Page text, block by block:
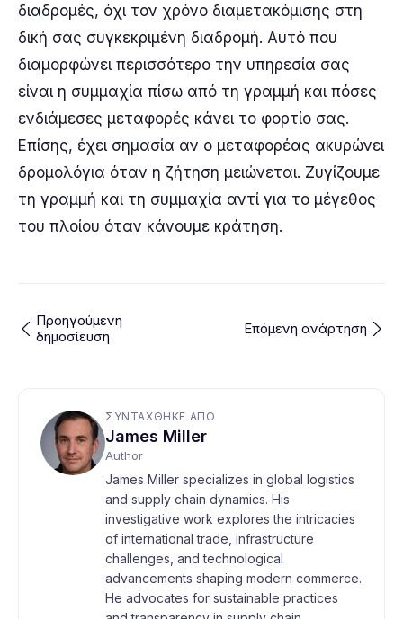
διαδρομές, όχι τον χρόνο διαμετακόμισης στη
δική σας συγκεκριμένη διαδρομή. Αυτό που
διαμορφώνει περισσότερο την υπηρεσία σας
είναι η συμμαχία πίσω από τη γραμμή και πόσες
ενδιάμεσες μεταφορές κάνει το φορτίο σας.
Επίσης, έχει σημασία αν ο μεταφορέας ακυρώνει
δρομολόγια όταν η ζήτηση μειώνεται. Ζυγίζουμε
τη γραμμή και τη συμμαχία αντί για το μέγεθος
του πλοίου όταν κάνουμε κράτηση.
Προηγούμενη
δημοσίευση
Επόμενη ανάρτηση
ΣΥΝΤΆΧΘΗΚΕ ΑΠΌ
James Miller
Author
James Miller specializes in global logistics
and supply chain dynamics. His
investigative work explores the intricacies
of international trade, infrastructure
challenges, and technological
advancements shaping modern commerce.
He advocates for sustainable practices